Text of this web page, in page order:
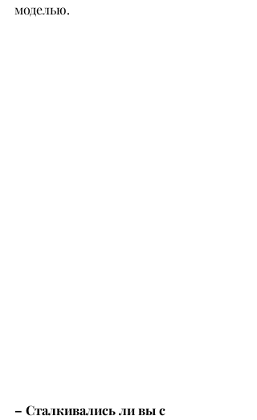
моделью.
– Сталкивались ли вы с